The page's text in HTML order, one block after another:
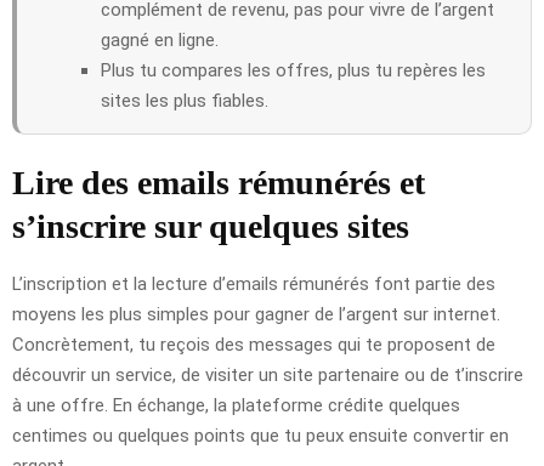
complément de revenu, pas pour vivre de l’argent
gagné en ligne.
Plus tu compares les offres, plus tu repères les
sites les plus fiables.
Lire des emails rémunérés et
s’inscrire sur quelques sites
L’inscription et la lecture d’emails rémunérés font partie des
moyens les plus simples pour gagner de l’argent sur internet.
Concrètement, tu reçois des messages qui te proposent de
découvrir un service, de visiter un site partenaire ou de t’inscrire
à une offre. En échange, la plateforme crédite quelques
centimes ou quelques points que tu peux ensuite convertir en